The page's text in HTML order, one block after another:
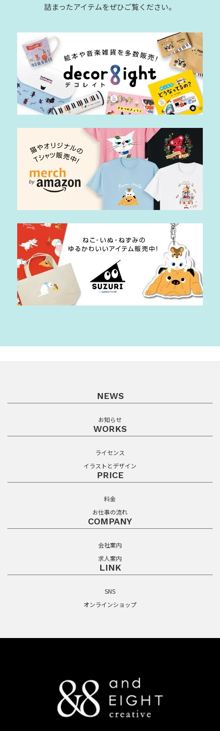
詰まったアイテムをぜひご覧ください。
NEWS
お知らせ
WORKS
ライセンス
イラストとデザイン
PRICE
料金
お仕事の流れ
COMPANY
会社案内
求人案内
LINK
SNS
オンラインショップ